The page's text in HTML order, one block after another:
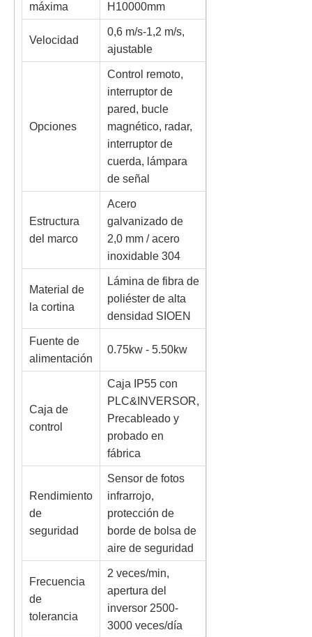
máxima
H10000mm
Velocidad
0,6 m/s-1,2 m/s,
ajustable
Opciones
Control remoto,
interruptor de
pared, bucle
magnético, radar,
interruptor de
cuerda, lámpara
de señal
Estructura
del marco
Acero
galvanizado de
2,0 mm / acero
inoxidable 304
Material de
la cortina
Lámina de fibra de
poliéster de alta
densidad SIOEN
Fuente de
alimentación
0.75kw - 5.50kw
Caja de
control
Caja IP55 con
PLC&INVERSOR,
Precableado y
probado en
fábrica
Rendimiento
de
seguridad
Sensor de fotos
infrarrojo,
protección de
borde de bolsa de
aire de seguridad
Frecuencia
de
tolerancia
2 veces/min,
apertura del
inversor 2500-
3000 veces/día